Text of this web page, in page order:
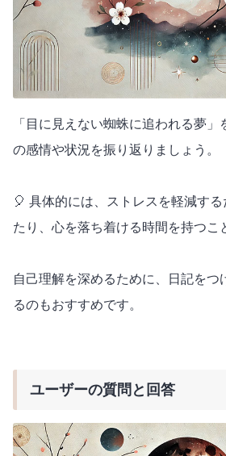
「目に見えない蜘蛛に追われる夢
の感情や状況を振り返りましょう。
🎈 具体的には、ストレスを軽減す
たり、心を落ち着ける時間を持つこ
自己理解を深めるために、日記をつ
るのもおすすめです。
ユーザーの質問と回答